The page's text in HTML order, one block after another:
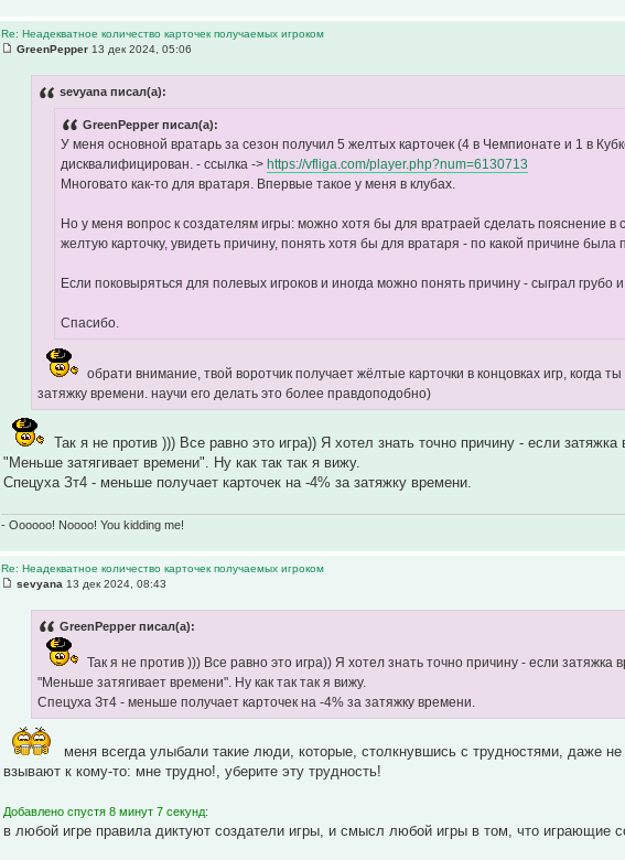
Re: Неадекватное количество карточек получаемых игроком
GreenPepper 13 дек 2024, 05:06
sevyana писал(а):
GreenPepper писал(а):
У меня основной вратарь за сезон получил 5 желтых карточек (4 в Чемпионате и 1 в
дисквалифицирован. - ссылка -> https://vfliga.com/player.php?num=6130713
Многовато как-то для вратаря. Впервые такое у меня в клубах.
Но у меня вопрос к создателям игры: можно хотя бы для вратраей сделать пояснение
желтую карточку, увидеть причину, понять хотя бы для вратаря - по какой причине была
Если поковыряться для полевых игроков и иногда можно понять причину - сыграл
Спасибо.
обрати внимание, твой воротчик получает жёлтые карточки в концовках игр, когда
затяжку времени. научи его делать это более правдоподобно)
Так я не против ))) Все равно это игра)) Я хотел знать точно причину - если
"Меньше затягивает времени". Ну как так так я вижу.
Спецуха Зт4 - меньше получает карточек на -4% за затяжку времени.
- Oooooo! Noooo! You kidding me!
Re: Неадекватное количество карточек получаемых игроком
sevyana 13 дек 2024, 08:43
GreenPepper писал(а):
Так я не против ))) Все равно это игра)) Я хотел знать точно причину - если
"Меньше затягивает времени". Ну как так так я вижу.
Спецуха Зт4 - меньше получает карточек на -4% за затяжку времени.
меня всегда улыбали такие люди, которые, столкнувшись с трудностями, даже
взывают к кому-то: мне трудно!, уберите эту трудность!
Добавлено спустя 8 минут 7 секунд:
в любой игре правила диктуют создатели игры, и смысл любой игры в том, что играющие